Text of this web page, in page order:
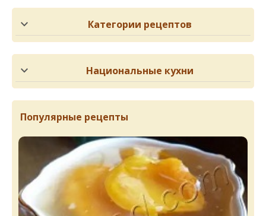
Категории рецептов
Национальные кухни
Популярные рецепты